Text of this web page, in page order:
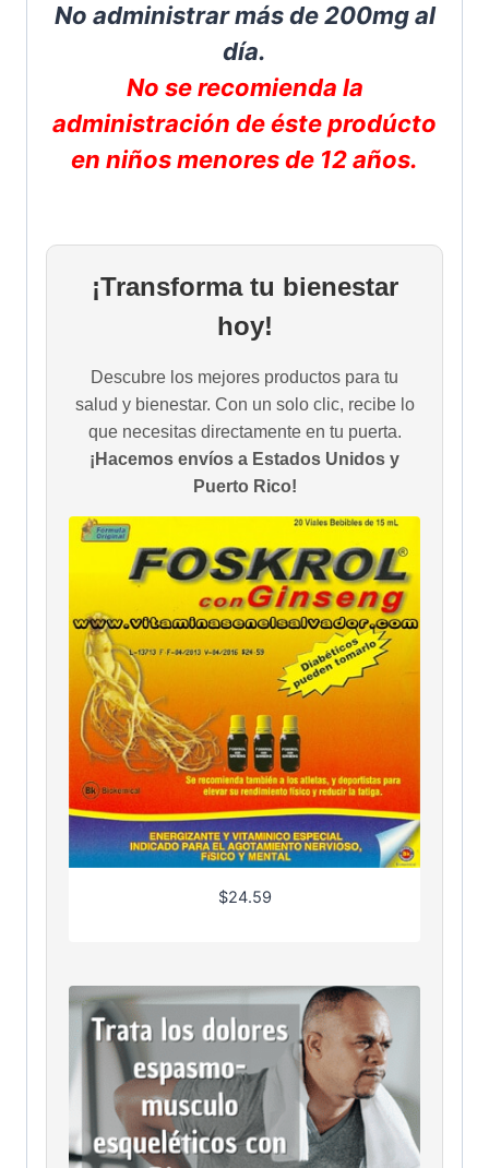
No administrar más de 200mg al
día.
No se recomienda la
administración de éste prodúcto
en niños menores de 12 años.
¡Transforma tu bienestar
hoy!
Descubre los mejores productos para tu
salud y bienestar. Con un solo clic, recibe lo
que necesitas directamente en tu puerta.
¡Hacemos envíos a Estados Unidos y
Puerto Rico!
$24.59